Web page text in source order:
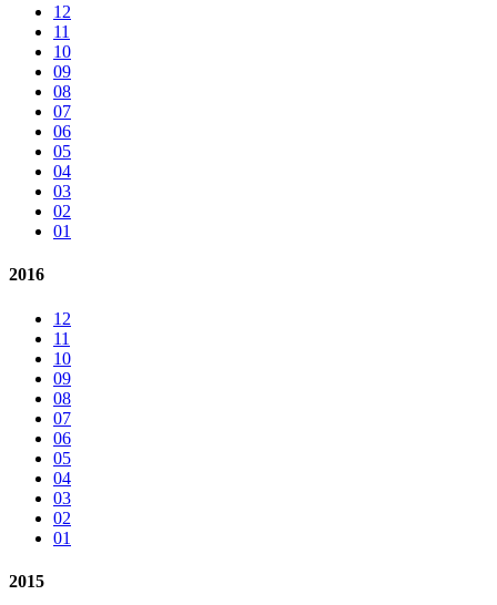
12
11
10
09
08
07
06
05
04
03
02
01
2016
12
11
10
09
08
07
06
05
04
03
02
01
2015